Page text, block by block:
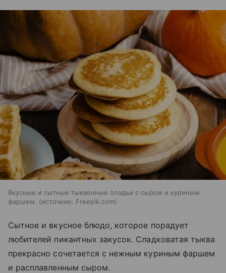
Вкусные и сытные тыквенные оладьи с сыром и куриным
фаршем.
источник: Freepik.com
Сытное и вкусное блюдо, которое порадует
любителей пикантных закусок. Сладковатая тыква
прекрасно сочетается с нежным куриным фаршем
и расплавленным сыром.